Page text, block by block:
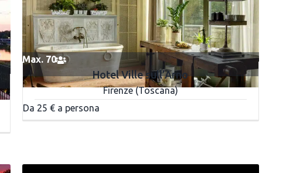
Max. 70
Hotel Ville sull’Arno
Firenze (Toscana)
Da 25 € a persona